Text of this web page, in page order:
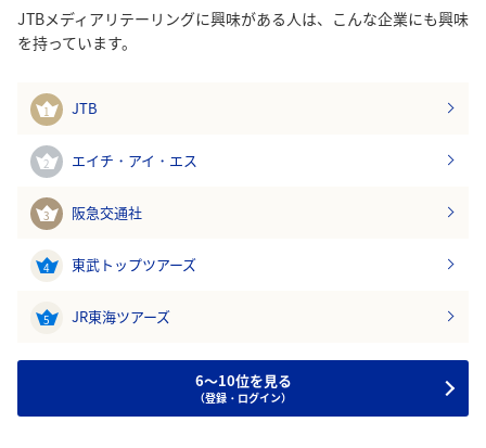
JTBメディアリテーリングに興味がある人は、こんな企業にも興味
を持っています。
1 JTB
2 エイチ・アイ・エス
3 阪急交通社
4 東武トップツアーズ
5 JR東海ツアーズ
6～10位を見る
（登録・ログイン）